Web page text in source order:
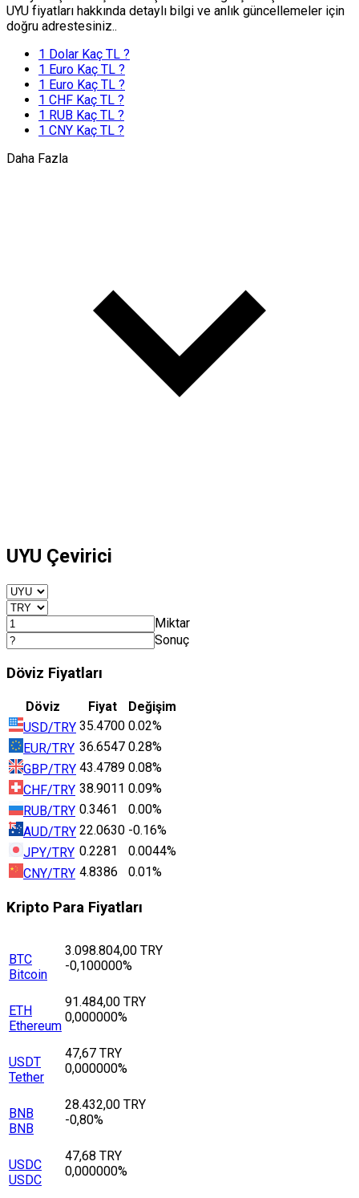
UYU fiyatları hakkında detaylı bilgi ve anlık güncellemeler için
doğru adrestesiniz..
1 Dolar Kaç TL ?
1 Euro Kaç TL ?
1 Euro Kaç TL ?
1 CHF Kaç TL ?
1 RUB Kaç TL ?
1 CNY Kaç TL ?
Daha Fazla
UYU Çevirici
Miktar
Sonuç
Döviz Fiyatları
Döviz Fiyat
Değişim
USD/TRY 35.4700 0.02%
EUR/TRY 36.6547 0.28%
GBP/TRY 43.4789 0.08%
CHF/TRY 38.9011 0.09%
RUB/TRY 0.3461
0.00%
AUD/TRY 22.0630 -0.16%
JPY/TRY 0.2281
0.0044%
CNY/TRY 4.8386 0.01%
Kripto Para Fiyatları
BTC
Bitcoin
3.098.804,00 TRY
-0,100000%
ETH
Ethereum
91.484,00 TRY
0,000000%
USDT
Tether
47,67 TRY
0,000000%
BNB
BNB
28.432,00 TRY
-0,80%
USDC
USDC
47,68 TRY
0,000000%